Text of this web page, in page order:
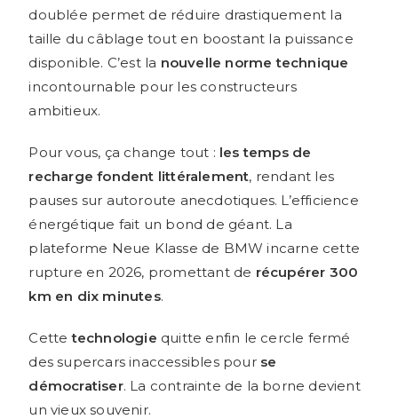
doublée permet de réduire drastiquement la
taille du câblage tout en boostant la puissance
disponible. C’est la nouvelle norme technique
incontournable pour les constructeurs
ambitieux.
Pour vous, ça change tout : les temps de
recharge fondent littéralement, rendant les
pauses sur autoroute anecdotiques. L’efficience
énergétique fait un bond de géant. La
plateforme Neue Klasse de BMW incarne cette
rupture en 2026, promettant de récupérer 300
km en dix minutes.
Cettetechnologie quitte enfin le cercle fermé
des supercars inaccessibles pour se
démocratiser. La contrainte de la borne devient
un vieux souvenir.